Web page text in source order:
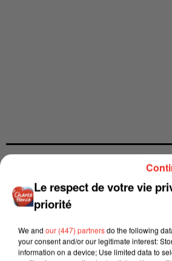
Le respect de votre vie
priorité
We and our (447) partnersdo the following
your consent and/or our legitimate interest:
information on a device; Use limited data to